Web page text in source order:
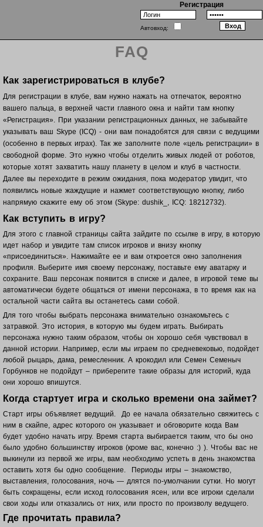
Регистрация
Автовход:
FAQ
Как зарегистрироваться в клубе?
Для регистрации в клубе, вам нужно нажать на отпечаток, вероятно
вашего пальца, в верхней части главного окна и найти там кнопку
«Регистрация». При указании регистрационных данных, не забывайте
указывать ваш Skype (ICQ) - они вам понадобятся для связи с ведущими
(особенно в первых играх). Так же заполните поле «цель регистрации» в
свободной форме. Это нужно чтобы отделить живых людей от роботов,
которые хотят захватить нашу планету в целом и клуб в частности.
Далее вы переходите в режим ожидания, пока модератор увидит, что
появились новые жаждущие и нажмет соответствующую кнопку, либо
напрямую скажите ему об этом (Skype: dushik_, ICQ: 18212732).
Как вступить в игру?
Для этого с главной страницы сайта зайдите по ссылке в игру, в которую
идет набор и увидите там список игроков и внизу кнопку
«присоединиться». Нажимайте ее и вам откроется окно заполнения
профиля. Выберите имя своему персонажу, поставьте ему аватарку и
сохраните. Ваш персонаж появится в списке и далее, в игровой теме вы
автоматически будете общаться от имени персонажа, в то время как на
остальной части сайта вы останетесь сами собой.
Для того чтобы выбрать персонажа внимательно ознакомьтесь с
затравкой. Это история, в которую мы будем играть. Выбирать
персонажа нужно таким образом, чтобы он хорошо себя чувствовал в
данной истории. Например, если мы играем по средневековью, подойдет
любой рыцарь, дама, ремесленник. А крокодил или Семен Семеныч
Горбунков не подойдут – приберегите такие образы для историй, куда
они хорошо впишутся.
Когда стартует игра и сколько времени она займет?
Старт игры объявляет ведущий. До ее начала обязательно свяжитесь с
ним в скайпе, адрес которого он указывает и обговорите когда Вам
будет удобно начать игру. Время старта выбирается таким, что бы оно
было удобно большинству игроков (кроме вас, конечно :) ). Чтобы вас не
выкинули из первой же игры, вам необходимо успеть в день знакомства
оставить хотя бы одно сообщение. Периоды игры – знакомство,
выставления, голосования, ночь — длятся по-умолчании сутки. Но могут
быть сокращены, если исход голосования ясен, или все игроки сделали
свои ходы или отказались от них, или просто по произволу ведущего.
Где прочитать правила?